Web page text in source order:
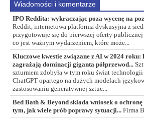
Wiadomości i komentarze
IPO Reddita: wykraczając poza wycenę na
Reddit, internetowa platforma dyskusyjna z
przygotowuje się do pierwszej oferty publicznej
co jest ważnym wydarzeniem, które może...
Kluczowe kwestie związane z AI w 2024
zagrażają dominacji giganta półprzewod...
szturmem zdobyła w tym roku świat
ChatGPT opartego na dużych modelach
zastosowaniu generatywnej sztuc...
Bed Bath & Beyond składa wniosek o
tym, jak wiele prób poprawy sytuacji... Firma